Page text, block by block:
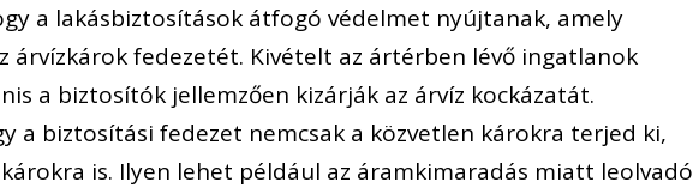
a lakásbiztosítások átfogó védelmet nyújtanak, amely
árvízkárok fedezetét. Kivételt az ártérben lévő ingatlanok
a biztosítók jellemzően kizárják az árvíz kockázatát.
a biztosítási fedezet nemcsak a közvetlen károkra terjed ki,
is. Ilyen lehet például az áramkimaradás miatt leolvadó